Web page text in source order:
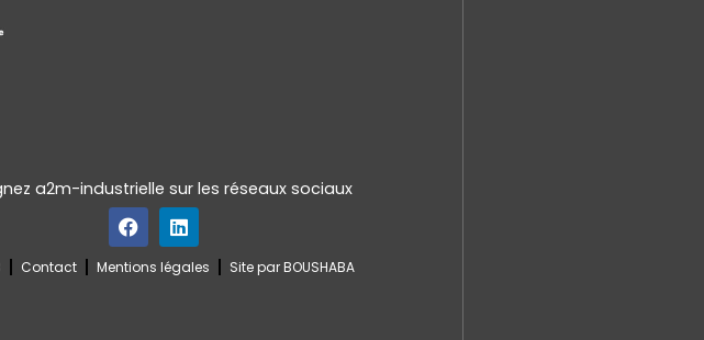
a2m-industrielle sur les réseaux sociaux
Contact Mentions légales Site par BOUSHABA